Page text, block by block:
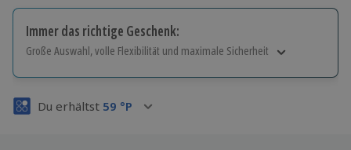
Immer das richtige Geschenk:
Große Auswahl, volle Flexibilität und maximale Sicherheit
Volle Flexibilität
Du erhältst 59 °P